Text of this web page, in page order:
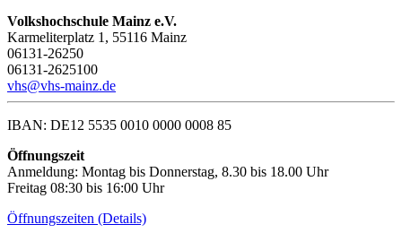
Volkshochschule Mainz e.V.
Karmeliterplatz 1, 55116 Mainz
06131-26250
06131-2625100
vhs@vhs-mainz.de
IBAN: DE12 5535 0010 0000 0008 85
Öffnungszeit
Anmeldung: Montag bis Donnerstag, 8.30 bis 18.00 Uhr
Freitag 08:30 bis 16:00 Uhr
Öffnungszeiten (Details)